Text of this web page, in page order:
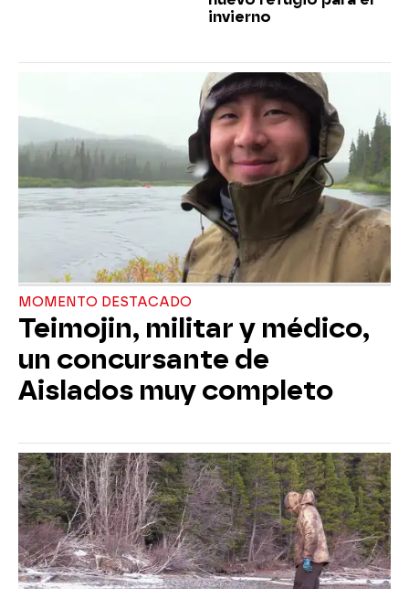
invierno
MOMENTO DESTACADO
Teimojin, militar y médico,
un concursante de
Aislados muy completo